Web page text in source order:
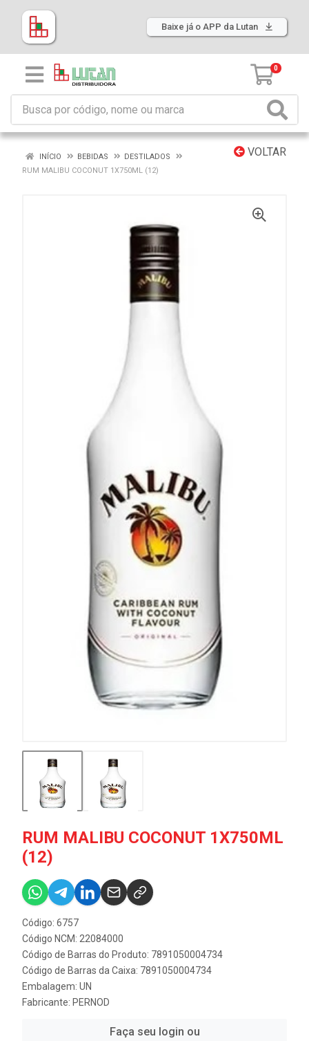
Baixe já o APP da Lutan
0
VOLTAR
INÍCIO BEBIDAS
DESTILADOS
RUM MALIBU COCONUT 1X750ML (12)
RUM MALIBU COCONUT 1X750ML
(12)
Código: 6757
Código NCM: 22084000
Código de Barras do Produto: 7891050004734
Código de Barras da Caixa: 7891050004734
Embalagem: UN
Fabricante: PERNOD
Faça seu login ou